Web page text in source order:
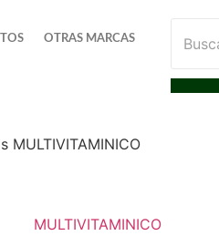
OTRAS MARCAS
MULTIVITAMINICO
MULTIVITAMINICO